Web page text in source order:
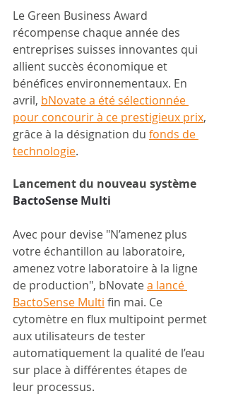
Le Green Business Award
récompense chaque année des
entreprises suisses innovantes qui
allient succès économique et
bénéfices environnementaux. En
avril, bNovate a été sélectionnée
pour concourir à ce prestigieux prix,
grâce à la désignation du fonds de
technologie.
Lancement du nouveau système
BactoSense Multi
Avec pour devise "N’amenez plus
votre échantillon au laboratoire,
amenez votre laboratoire à la ligne
de production", bNovate a lancé
BactoSense Multi fin mai. Ce
cytomètre en flux multipoint permet
aux utilisateurs de tester
automatiquement la qualité de l’eau
sur place à différentes étapes de
leur processus.